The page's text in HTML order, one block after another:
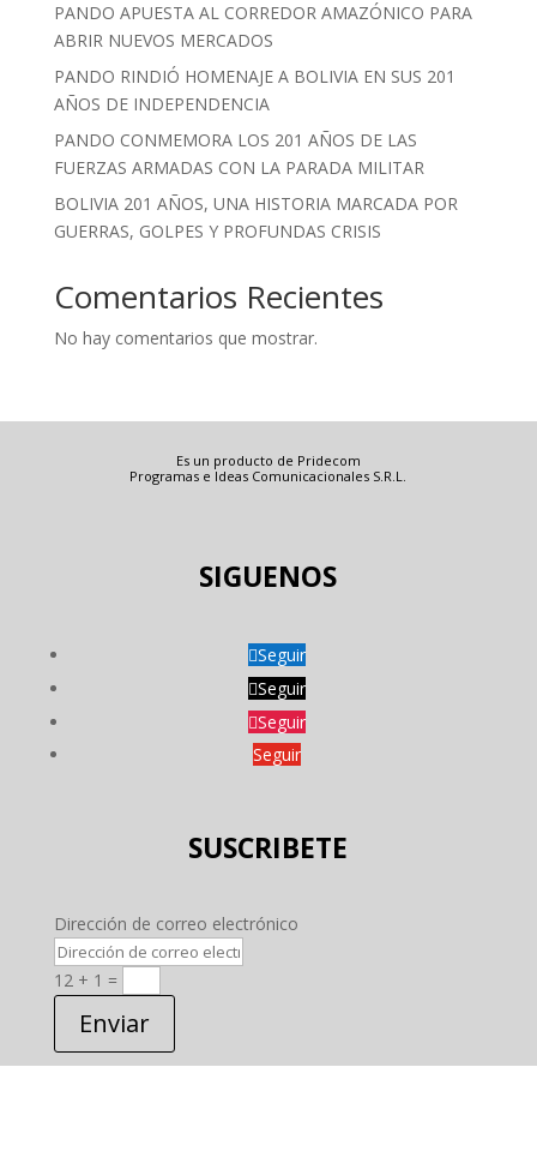
PANDO APUESTA AL CORREDOR AMAZÓNICO PARA
ABRIR NUEVOS MERCADOS
PANDO RINDIÓ HOMENAJE A BOLIVIA EN SUS 201
AÑOS DE INDEPENDENCIA
PANDO CONMEMORA LOS 201 AÑOS DE LAS
FUERZAS ARMADAS CON LA PARADA MILITAR
BOLIVIA 201 AÑOS, UNA HISTORIA MARCADA POR
GUERRAS, GOLPES Y PROFUNDAS CRISIS
Comentarios Recientes
No hay comentarios que mostrar.
Es un producto de Pridecom
Programas e Ideas Comunicacionales S.R.L.
SIGUENOS
Seguir
Seguir
Seguir
Seguir
SUSCRIBETE
Dirección de correo electrónico
12 + 1 =
Enviar